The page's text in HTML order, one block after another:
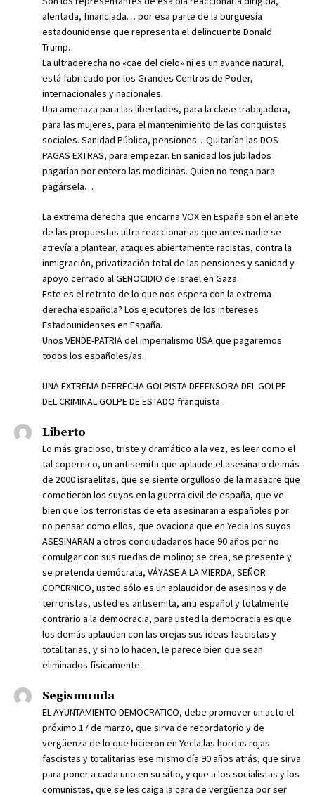
alentada, financiada… por esa parte de la burguesía
estadounidense que representa el delincuente Donald
Trump.
La ultraderecha no «cae del cielo» ni es un avance natural,
está fabricado por los Grandes Centros de Poder,
internacionales y nacionales.
Una amenaza para las libertades, para la clase trabajadora,
para las mujeres, para el mantenimiento de las conquistas
sociales. Sanidad Pública, pensiones…Quitarían las DOS
PAGAS EXTRAS, para empezar. En sanidad los jubilados
pagarían por entero las medicinas. Quien no tenga para
pagársela…
La extrema derecha que encarna VOX en España son el ariete
de las propuestas ultra reaccionarias que antes nadie se
atrevía a plantear, ataques abiertamente racistas, contra la
inmigración, privatización total de las pensiones y sanidad y
apoyo cerrado al GENOCIDIO de Israel en Gaza.
Este es el retrato de lo que nos espera con la extrema
derecha española? Los ejecutores de los intereses
Estadounidenses en España.
Unos VENDE-PATRIA del imperialismo USA que pagaremos
todos los españoles/as.
UNA EXTREMA DFERECHA GOLPISTA DEFENSORA DEL GOLPE
DEL CRIMINAL GOLPE DE ESTADO franquista.
Liberto
Lo más gracioso, triste y dramático a la vez, es leer como el
tal copernico, un antisemita que aplaude el asesinato de más
de 2000 israelitas, que se siente orgulloso de la masacre que
cometieron los suyos en la guerra civil de españa, que ve
bien que los terroristas de eta asesinaran a españoles por
no pensar como ellos, que ovaciona que en Yecla los suyos
ASESINARAN a otros conciudadanos hace 90 años por no
comulgar con sus ruedas de molino; se crea, se presente y
se pretenda demócrata, VÁYASE A LA MIERDA, SEÑOR
COPERNICO, usted sólo es un aplaudidor de asesinos y de
terroristas, usted es antisemita, anti español y totalmente
contrario a la democracia, para usted la democracia es que
los demás aplaudan con las orejas sus ideas fascistas y
totalitarias, y si no lo hacen, le parece bien que sean
eliminados físicamente.
Segismunda
EL AYUNTAMIENTO DEMOCRATICO, debe promover un acto el
próximo 17 de marzo, que sirva de recordatorio y de
vergüenza de lo que hicieron en Yecla las hordas rojas
fascistas y totalitarias ese mismo día 90 años atrás, que sirva
para poner a cada uno en su sitio, y que a los socialistas y los
comunistas, que se les caiga la cara de vergüenza por ser